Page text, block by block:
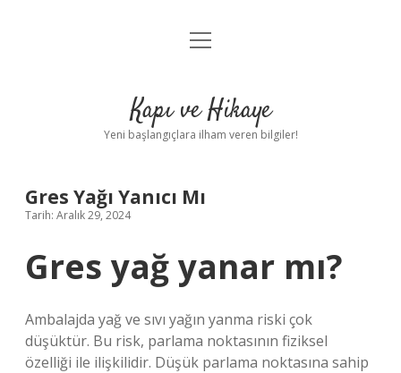
Anasayfa
Yasal Uyarı
menüyü
Kapı ve Hikaye
Yeni başlangıçlara ilham veren bilgiler!
Gres Yağı Yanıcı Mı
Tarih: Aralık 29, 2024
Gres yağ yanar mı?
Ambalajda yağ ve sıvı yağın yanma riski çok
düşüktür. Bu risk, parlama noktasının fiziksel
özelliği ile ilişkilidir. Düşük parlama noktasına sahip